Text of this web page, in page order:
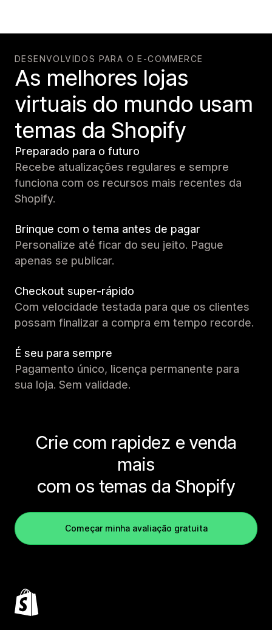
DESENVOLVIDOS PARA O E-COMMERCE
As melhores lojas
virtuais do mundo usam
temas da Shopify
Preparado para o futuro
Recebe atualizações regulares e sempre
funciona com os recursos mais recentes da
Shopify.
Brinque com o tema antes de pagar
Personalize até ficar do seu jeito. Pague
apenas se publicar.
Checkout super-rápido
Com velocidade testada para que os clientes
possam finalizar a compra em tempo recorde.
É seu para sempre
Pagamento único, licença permanente para
sua loja. Sem validade.
Crie com rapidez e venda
mais
com os temas da Shopify
Começar minha avaliação gratuita